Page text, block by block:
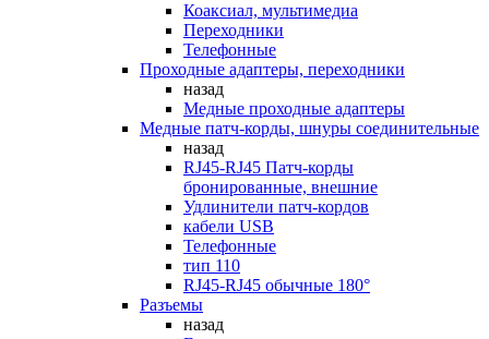
Коаксиал, мультимедиа
Переходники
Телефонные
Проходные адаптеры, переходники
назад
Медные проходные адаптеры
Медные патч-корды, шнуры соединительные
назад
RJ45-RJ45 Патч-корды
бронированные, внешние
Удлинители патч-кордов
кабели USB
Телефонные
тип 110
RJ45-RJ45 обычные 180°
Разъемы
назад